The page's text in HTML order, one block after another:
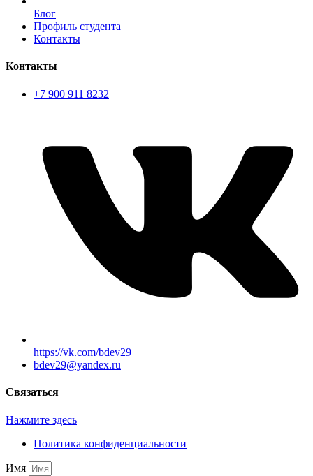
Блог
Профиль студента
Контакты
Контакты
+7 900 911 8232
https://vk.com/bdev29
bdev29@yandex.ru
Связаться
Нажмите здесь
Политика конфиденциальности
Имя